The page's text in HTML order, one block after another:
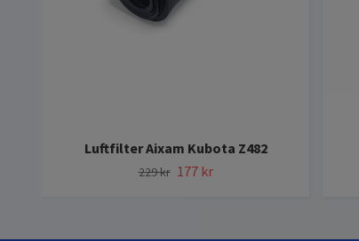
Luftfilter Aixam Kubota Z482
229 kr 177 kr